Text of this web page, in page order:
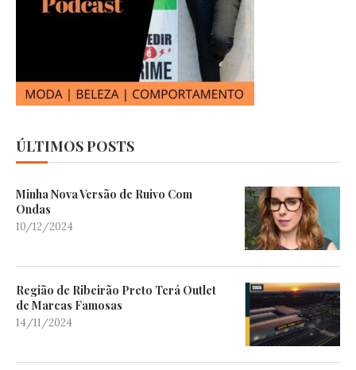
ÚLTIMOS POSTS
Minha Nova Versão de Ruivo Com
Ondas
10/12/2024
Região de Ribeirão Preto Terá Outlet
de Marcas Famosas
14/11/2024